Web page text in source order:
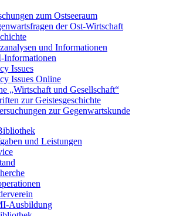
zum Ostseeraum
der Ost-Wirtschaft
und Informationen
Informationen
Issues
Issues Online
„Wirtschaft und Gesellschaft“
zur Geistesgeschichte
zur Gegenwartskunde
und Leistungen
Ausbildung